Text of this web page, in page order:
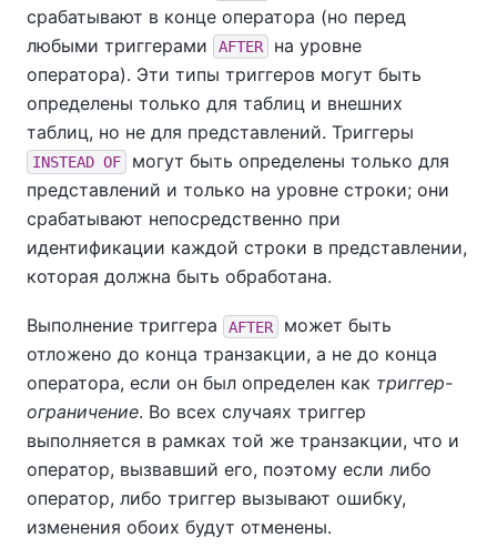
срабатывают в конце оператора (но перед
любыми триггерами
AFTER
на уровне
оператора). Эти типы триггеров могут быть
определены только для таблиц и внешних
таблиц, но не для представлений. Триггеры
INSTEAD OF
могут быть определены только для
представлений и только на уровне строки; они
срабатывают непосредственно при
идентификации каждой строки в представлении,
которая должна быть обработана.
Выполнение триггера AFTER
может быть
отложено до конца транзакции, а не до конца
оператора, если он был определен как триггер-
ограничение. Во всех случаях триггер
выполняется в рамках той же транзакции, что и
оператор, вызвавший его, поэтому если либо
оператор, либо триггер вызывают ошибку,
изменения обоих будут отменены.